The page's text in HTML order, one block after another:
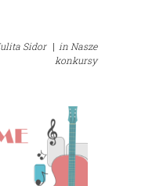
Sidor | in Nasze
konkursy